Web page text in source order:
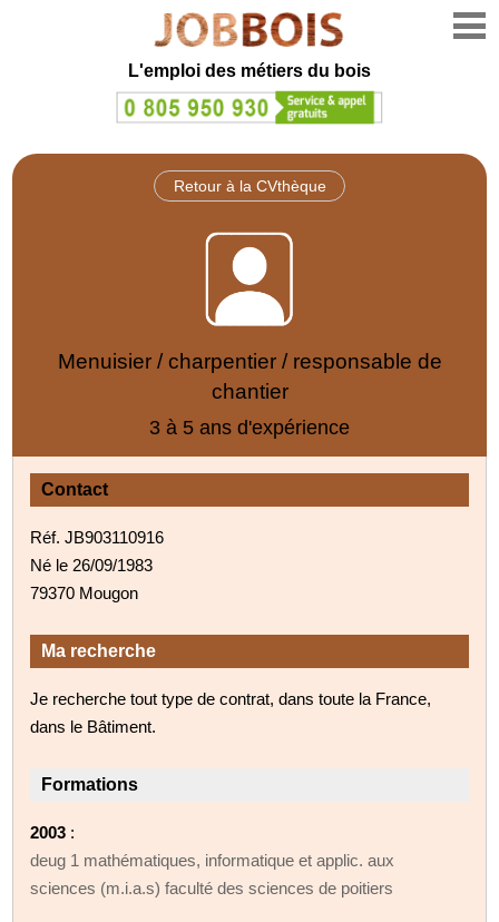
L'emploi des métiers du bois
Retour à la CVthèque
Menuisier / charpentier / responsable de
chantier
3 à 5 ans d'expérience
Contact
Réf. JB903110916
Né le 26/09/1983
79370 Mougon
Ma recherche
Je recherche tout type de contrat, dans toute la France,
dans le Bâtiment.
Formations
2003 :
deug 1 mathématiques, informatique et applic. aux
sciences (m.i.a.s) faculté des sciences de poitiers